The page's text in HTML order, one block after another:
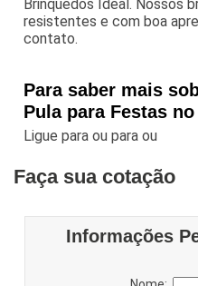
Brinquedos Ideal. Nossos
resistentes e com boa
contato.
Para saber mais
Pula para Festas
Ligue paraou paraou
Faça sua cotação
Informações